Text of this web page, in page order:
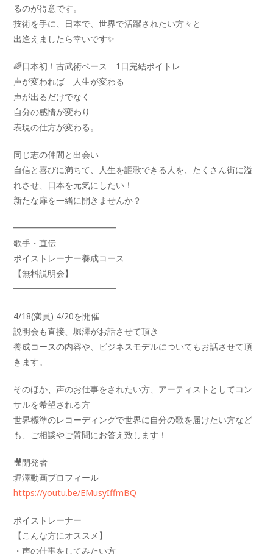
るのが得意です。
技術を手に、日本で、世界で活躍されたい方々と
出逢えましたら幸いです✨
🌈日本初！古武術ベース 1日完結ボイトレ
声が変われば 人生が変わる
声が出るだけでなく
自分の感情が変わり
表現の仕方が変わる。
同じ志の仲間と出会い
自信と喜びに満ちて、人生を謳歌できる人を、たくさん街に溢
れさせ、日本を元気にしたい！
新たな扉を一緒に開きませんか？
━━━━━━━━━━━━
歌手・直伝
ボイストレーナー養成コース
【無料説明会】
━━━━━━━━━━━━
4/18(満員) 4/20を開催
説明会も直接、堀澤がお話させて頂き
養成コースの内容や、ビジネスモデルについてもお話させて頂
きます。
そのほか、声のお仕事をされたい方、アーティストとしてコン
サルを希望される方
世界標準のレコーディングで世界に自分の歌を届けたい方など
も、ご相談やご質問にお答え致します！
🎥開発者
堀澤動画プロフィール
https://youtu.be/EMusyIffmBQ
ボイストレーナー
【こんな方にオススメ】
・声の仕事をしてみたい方